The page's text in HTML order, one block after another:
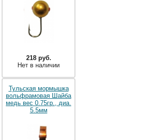
218 руб.
Нет в наличии
Тульская мормышка
вольфрамовая Шайба
медь вес 0.75гр., диа.
5.5мм